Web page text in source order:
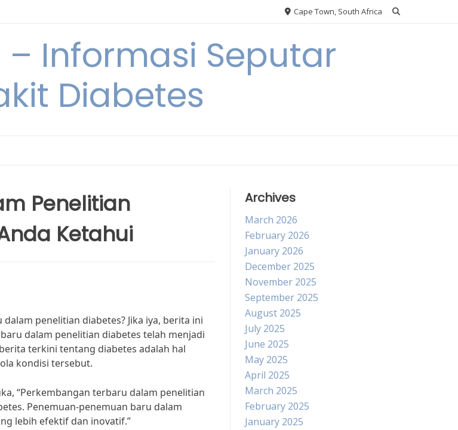
Cape Town, South Africa
– Informasi Seputar
Diabetes
Penelitian
Ketahui
penelitian diabetes? Jika iya, berita ini
dalam penelitian diabetes telah menjadi
terkini tentang diabetes adalah hal
kondisi tersebut.
“Perkembangan terbaru dalam penelitian
Penemuan-penemuan baru dalam
lebih efektif dan inovatif.”
Archives
March 2026
February 2026
January 2026
December 2025
November 2025
September 2025
August 2025
July 2025
June 2025
May 2025
April 2025
March 2025
February 2025
January 2025